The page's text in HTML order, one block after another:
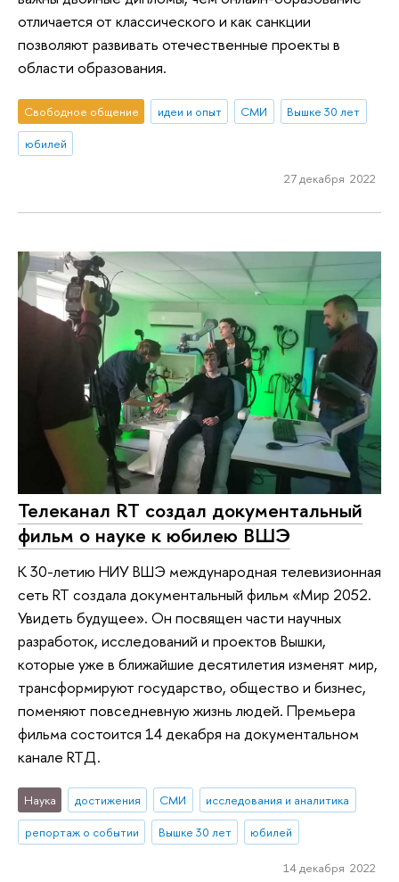
отличается от классического и как санкции
позволяют развивать отечественные проекты в
области образования.
Свободное общение идеи и опыт СМИ
Вышке 30 лет
юбилей
27 декабря 2022
Телеканал RT создал документальный
фильм о науке к юбилею ВШЭ
К 30-летию НИУ ВШЭ международная телевизионная
сеть RT создала документальный фильм «Мир 2052.
Увидеть будущее». Он посвящен части научных
разработок, исследований и проектов Вышки,
которые уже в ближайшие десятилетия изменят мир,
трансформируют государство, общество и бизнес,
поменяют повседневную жизнь людей. Премьера
фильма состоится 14 декабря на документальном
канале RTД.
Наука достижения СМИ
исследования и аналитика
репортаж о событии
Вышке 30 лет юбилей
14 декабря 2022